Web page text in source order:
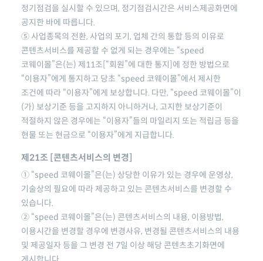
정기점검을 실시할 수 있으며, 정기점검시간은 서비스제공화면에
공지한 바에 따릅니다.
⑤ 사업종목의 전환, 사업의 포기, 업체 간의 통합 등의 이유로
콘텐츠서비스를 제공할 수 없게 되는 경우에는 “speed
코웨이몰”은(는) 제11조[“회원”에 대한 통지]에 정한 방법으로
“이용자”에게 통지하고 당초 “speed 코웨이몰”에서 제시한
조건에 따라 “이용자”에게 보상합니다. 다만, “speed 코웨이몰”이
(가) 보상기준 등을 고지하지 아니하거나, 고지한 보상기준이
적절하지 않은 경우에는 “이용자”들의 마일리지 또는 적립금 등을
현물 또는 현금으로 “이용자”에게 지급합니다.
제21조 [콘텐츠서비스의 변경]
① “speed 코웨이몰”은(는) 상당한 이유가 있는 경우에 운영상,
기술상의 필요에 따라 제공하고 있는 콘텐츠서비스를 변경할 수
있습니다.
② “speed 코웨이몰”은(는) 콘텐츠서비스의 내용, 이용방법,
이용시간을 변경할 경우에 변경사유, 변경될 콘텐츠서비스의 내용
및 제공일자 등을 그 변경 전 7일 이상 해당 콘텐츠초기화면에